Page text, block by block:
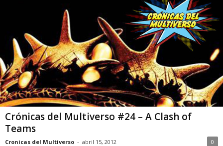
Crónicas del Multiverso #24 – A Clash of
Teams
Cronicas del Multiverso - abril 15, 2012 0